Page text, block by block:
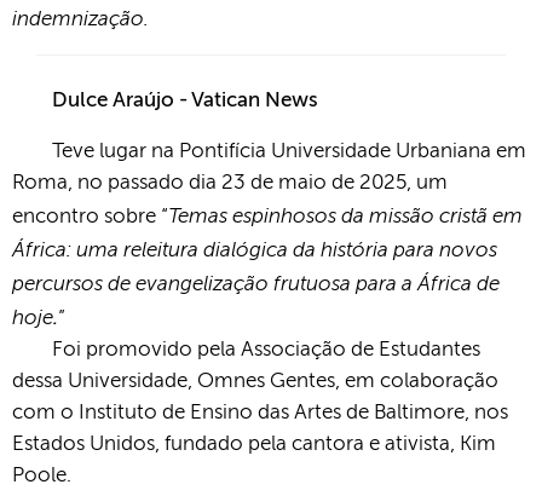
indemnização.
Dulce Araújo - Vatican News
Teve lugar na Pontifícia Universidade Urbaniana em
Roma, no passado dia 23 de maio de 2025, um
encontro sobre “Temas espinhosos da missão cristã em
África: uma releitura dialógica da história para novos
percursos de evangelização frutuosa para a África de
hoje.”
Foi promovido pela Associação de Estudantes
dessa Universidade, Omnes Gentes, em colaboração
com o Instituto de Ensino das Artes de Baltimore, nos
Estados Unidos, fundado pela cantora e ativista, Kim
Poole.